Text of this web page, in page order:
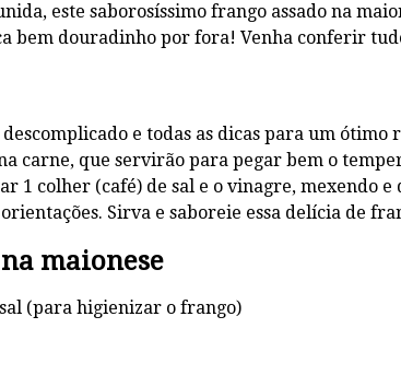
este saborosíssimo frango assado na
bem douradinho por fora! Venha conferir
e todas as dicas para um ótimo
carne, que servirão para pegar bem o
1 colher (café) de sal e o vinagre, mexendo
Sirva e saboreie essa delícia de
maionese
(para higienizar o frango)